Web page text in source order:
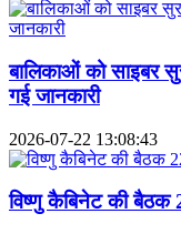
बालिकाओं को साइबर
गई जानकारी
2026-07-22 13:08:43
विष्णु कैबिनेट की बैठक